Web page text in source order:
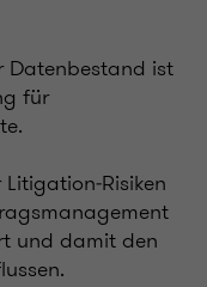
Datenbestand ist
für
und damit den